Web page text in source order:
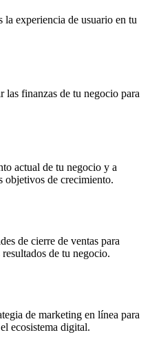
la experiencia de usuario en tu
las finanzas de tu negocio para
actual de tu negocio y a
objetivos de crecimiento.
de cierre de ventas para
de tu negocio.
de marketing en línea para
ecosistema digital.